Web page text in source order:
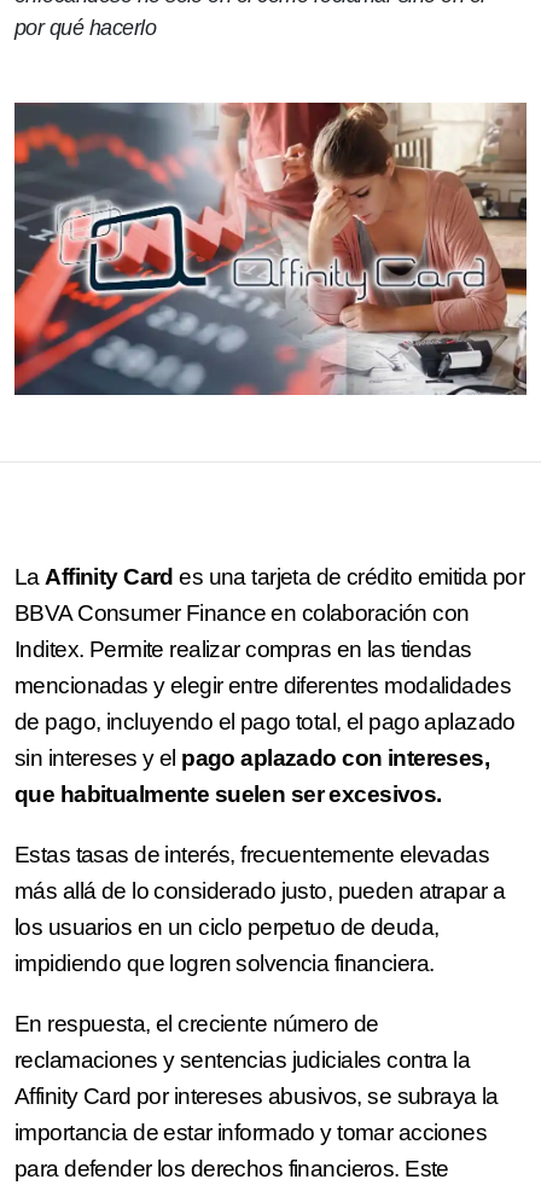
por qué hacerlo
LaAffinity Card es una tarjeta de crédito emitida por
BBVA Consumer Finance en colaboración con
Inditex. Permite realizar compras en las tiendas
mencionadas y elegir entre diferentes modalidades
de pago, incluyendo el pago total, el pago aplazado
sin intereses y el pago aplazado con intereses,
que habitualmente suelen ser excesivos.
Estas tasas de interés, frecuentemente elevadas
más allá de lo considerado justo, pueden atrapar a
los usuarios en un ciclo perpetuo de deuda,
impidiendo que logren solvencia financiera.
En respuesta, el creciente número de
reclamaciones y sentencias judiciales contra la
Affinity Card por intereses abusivos, se subraya la
importancia de estar informado y tomar acciones
para defender los derechos financieros. Este